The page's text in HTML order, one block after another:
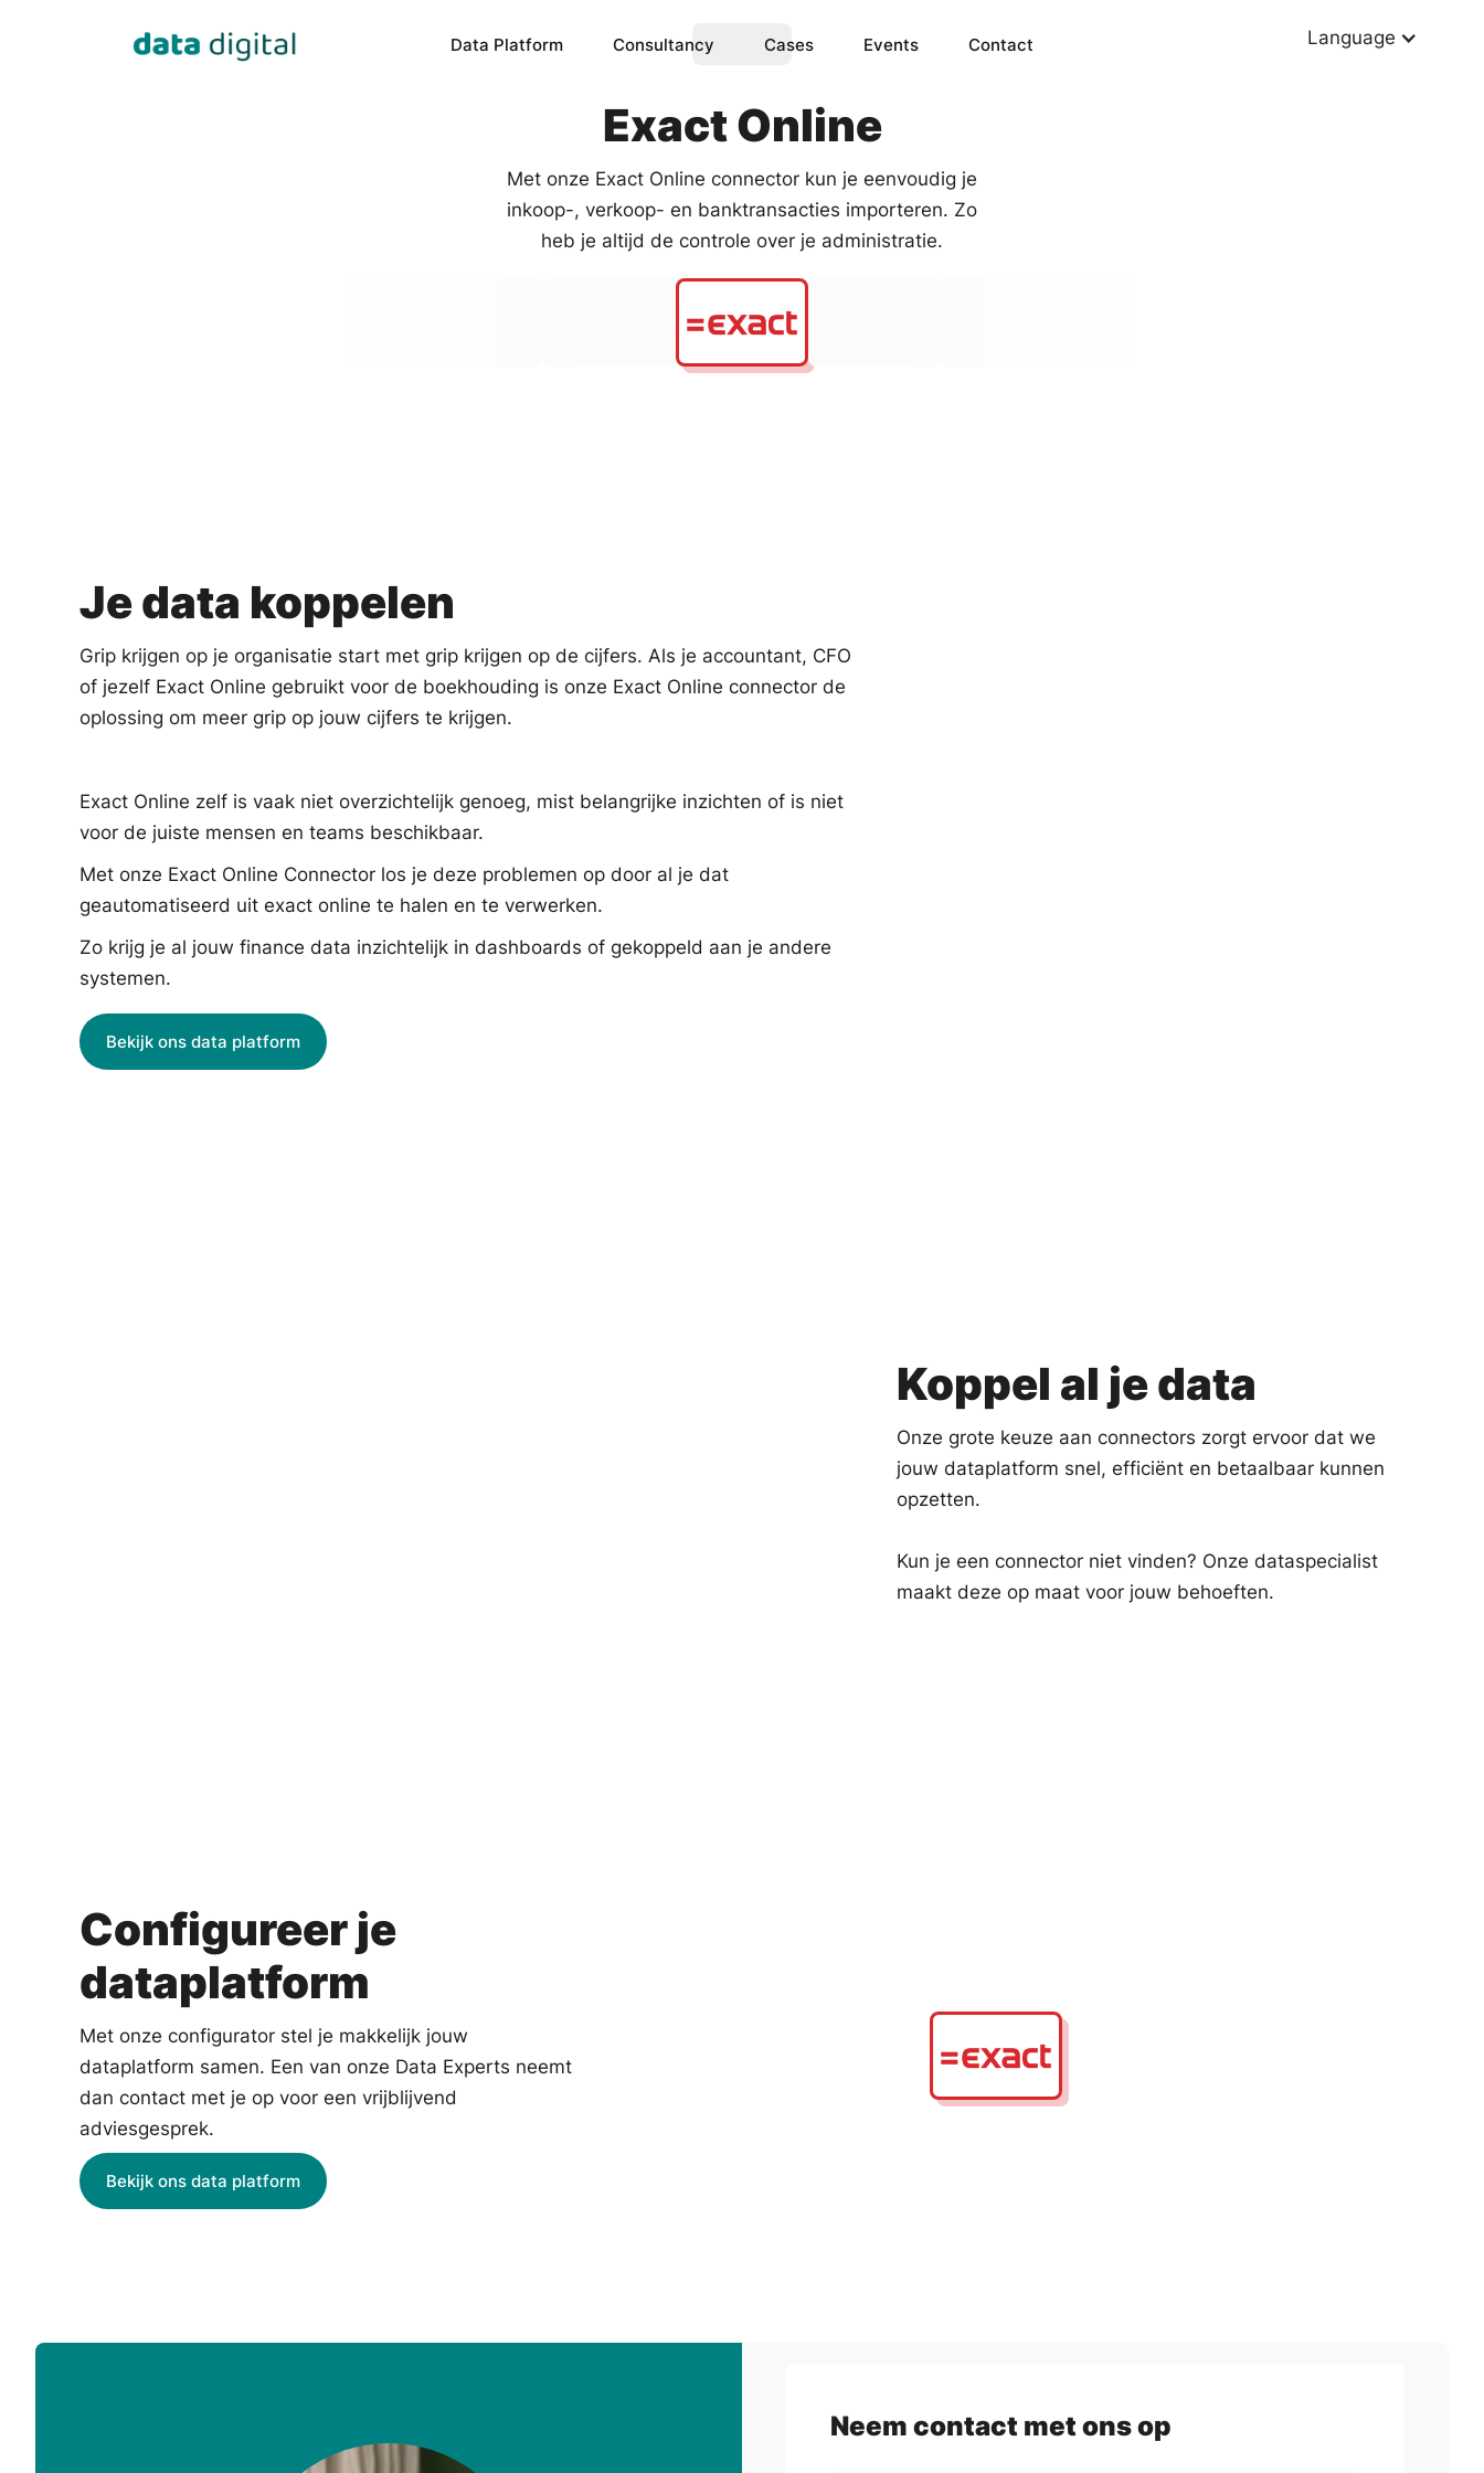
Data Platform Consultancy Cases Events Contact
Data Science
Building complex ML & AI models
especially for you.
IoT Data
Create the ability to monitor
IoT devices.
Language
Exact Online
Met onze Exact Online connector kun je eenvoudig je
inkoop-, verkoop- en banktransacties importeren. Zo
heb je altijd de controle over je administratie.
Je data koppelen
Grip krijgen op je organisatie start met grip krijgen op de cijfers. Als je accountant, CFO
of jezelf Exact Online gebruikt voor de boekhouding is onze Exact Online connector de
oplossing om meer grip op jouw cijfers te krijgen.
Exact Online zelf is vaak niet overzichtelijk genoeg, mist belangrijke inzichten of is niet
voor de juiste mensen en teams beschikbaar.
Met onze Exact Online Connector los je deze problemen op door al je dat
geautomatiseerd uit exact online te halen en te verwerken.
Zo krijg je al jouw finance data inzichtelijk in dashboards of gekoppeld aan je andere
systemen.
Bekijk ons data platform
Koppel al je data
Onze grote keuze aan connectors zorgt ervoor dat we
jouw dataplatform snel, efficiënt en betaalbaar kunnen
opzetten.
Kun je een connector niet vinden? Onze dataspecialist
maakt deze op maat voor jouw behoeften.
Configureer je
dataplatform
Met onze configurator stel je makkelijk jouw
dataplatform samen. Een van onze Data Experts neemt
dan contact met je op voor een vrijblijvend
adviesgesprek.
Bekijk ons data platform
Neem contact met ons op